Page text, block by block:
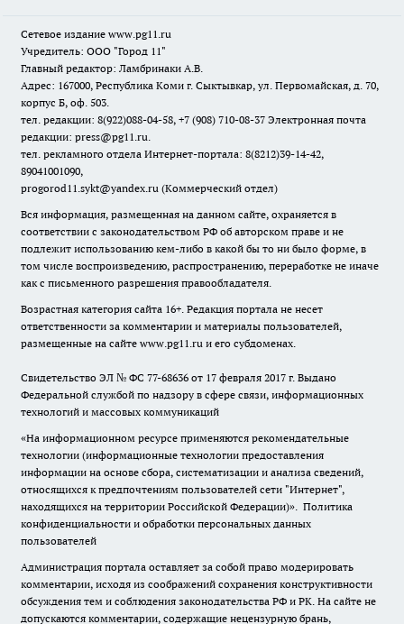
Сетевое издание www.pg11.ru
Учредитель: ООО "Город 11"
Главный редактор: Ламбринаки А.В.
Адрес: 167000, Республика Коми г. Сыктывкар, ул. Первомайская, д. 70,
корпус Б, оф. 503.
тел. редакции: 8(922)088-04-58, +7 (908) 710-08-37 Электронная почта
редакции: press@pg11.ru.
тел. рекламного отдела Интернет-портала: 8(8212)39-14-42,
89041001090,
progorod11.sykt@yandex.ru (Коммерческий отдел)
Вся информация, размещенная на данном сайте, охраняется в
соответствии с законодательством РФ об авторском праве и не
подлежит использованию кем-либо в какой бы то ни было форме, в
том числе воспроизведению, распространению, переработке не иначе
как с письменного разрешения правообладателя.
Возрастная категория сайта 16+. Редакция портала не несет
ответственности за комментарии и материалы пользователей,
размещенные на сайте www.pg11.ru и его субдоменах.
Свидетельство ЭЛ № ФС 77-68636 от 17 февраля 2017 г. Выдано
Федеральной службой по надзору в сфере связи, информационных
технологий и массовых коммуникаций
«На информационном ресурсе применяются рекомендательные
технологии (информационные технологии предоставления
информации на основе сбора, систематизации и анализа сведений,
относящихся к предпочтениям пользователей сети "Интернет",
находящихся на территории Российской Федерации)». Политика
конфиденциальности и обработки персональных данных
пользователей
Администрация портала оставляет за собой право модерировать
комментарии, исходя из соображений сохранения конструктивности
обсуждения тем и соблюдения законодательства РФ и РК. На сайте не
допускаются комментарии, содержащие нецензурную брань,